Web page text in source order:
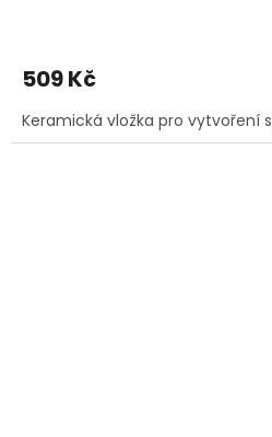
509 Kč
Keramická vložka pro vytvoření